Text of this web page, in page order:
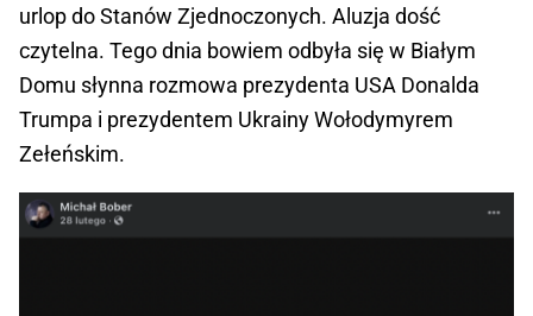
urlop do Stanów Zjednoczonych. Aluzja dość
czytelna. Tego dnia bowiem odbyła się w Białym
Domu słynna rozmowa prezydenta USA Donalda
Trumpa i prezydentem Ukrainy Wołodymyrem
Zełeńskim.